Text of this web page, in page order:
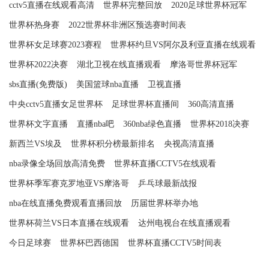
cctv5直播在线观看高清 世界杯完整回放 2020足球世界杯冠军
世界杯热身赛 2022世界杯非洲区预选赛时间表
世界杯女足球赛2023赛程 世界杯约旦VS阿尔及利亚直播在线观看
世界杯2022决赛 湖北卫视在线直播观看 摩洛哥世界杯冠军
sbs直播(免费版) 美国篮球nba直播 卫视直播
中央cctv5直播女足世界杯 足球世界杯直播间 360高清直播
世界杯文字直播 直播nba吧 360nba绿色直播 世界杯2018决赛
新西兰VS埃及 世界杯积分榜最新排名 央视高清直播
nba录像全场回放高清免费 世界杯直播CCTV5在线观看
世界杯季军赛克罗地亚VS摩洛哥 乒乓球最新战报
nba在线直播免费观看直播回放 历届世界杯举办地
世界杯荷兰VS日本直播在线观看 达州电视台在线直播观看
今日足球赛 世界杯巴西德国 世界杯直播CCTV5时间表